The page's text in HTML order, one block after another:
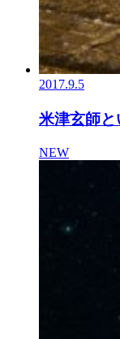
2017.9.5
米津玄師と
NEW